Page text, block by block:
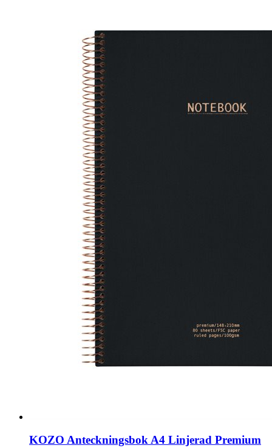
KOZO Anteckningsbok A4 Linjerad Premium